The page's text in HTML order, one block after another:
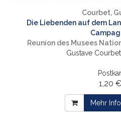
Courbet,
Die Liebenden auf dem
Reunion des Musees
Gustave
1,20
Mehr